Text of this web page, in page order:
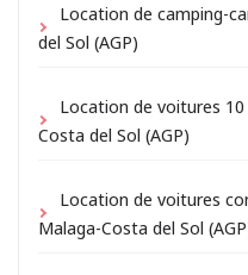
Location de camping-
del Sol (AGP)
Location de voitures 10
Costa del Sol (AGP)
Location de voitures
Malaga-Costa del Sol